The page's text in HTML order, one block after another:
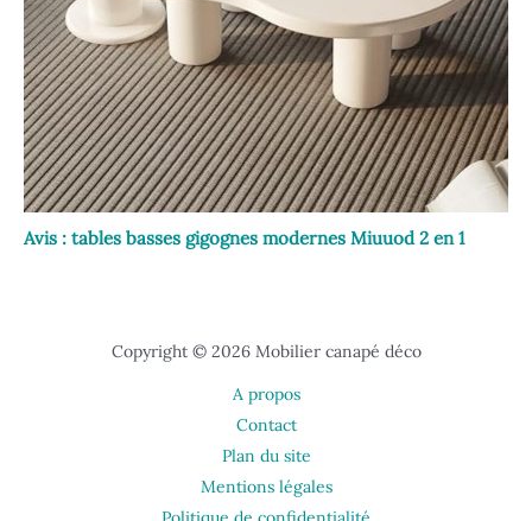
Avis : tables basses gigognes modernes Miuuod 2 en 1
Copyright © 2026 Mobilier canapé déco
A propos
Contact
Plan du site
Mentions légales